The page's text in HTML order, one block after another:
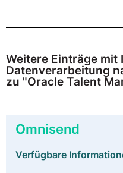
Weitere Einträge mit
Datenverarbeitung
zu "Oracle Talent
Omnisend
Verfügbare